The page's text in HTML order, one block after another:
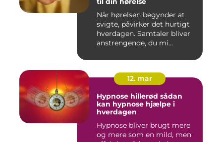
Når hørelsen begynder at
svigte, påvirker det hurtigt
hverdagen. Samtaler bliver
anstrengende, du mi...
12. mar
Hypnose hillerød sådan
kan hypnose hjælpe i
hverdagen
Hypnose bliver brugt mere
og mere som en mild, men